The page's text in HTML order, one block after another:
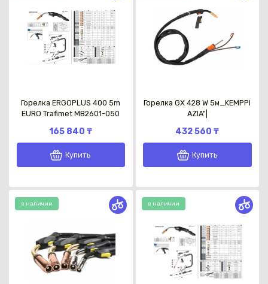
Горелка ERGOPLUS 400 5m
EURO Trafimet MB2601-050
165 840 ₸
Купить
Горелка GX 428 W 5м_KEMPPI
AZIA"|
432 560 ₸
Купить
в наличии в наличии